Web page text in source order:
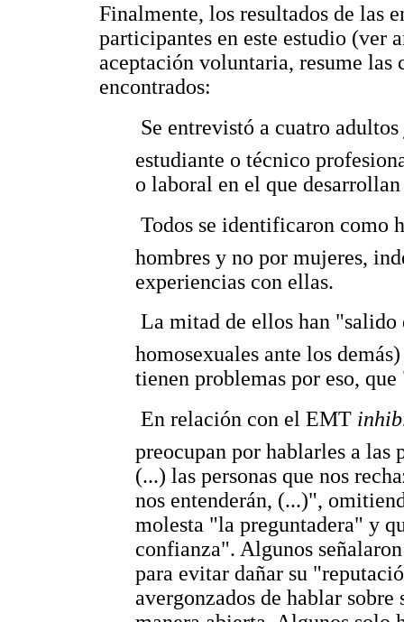
Finalmente, los resultados de las
participantes en este estudio (ver
aceptación voluntaria, resume las
encontrados:
 Se entrevistó a cuatro
estudiante o técnico
o laboral en el que
 Todos se identificaron como
hombres y no por mujeres,
experiencias con ellas.
 La mitad de ellos han
homosexuales ante los
tienen problemas por eso,
 En relación con el EMT
preocupan por hablarles a las
(...) las personas que nos
nos entenderán, (...)",
molesta "la preguntadera" y
confianza". Algunos
para evitar dañar su
avergonzados de hablar